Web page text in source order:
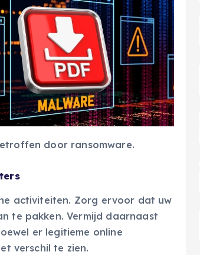
door ransomware.
activiteiten. Zorg ervoor dat uw
te pakken. Vermijd daarnaast
er legitieme online
verschil te zien.